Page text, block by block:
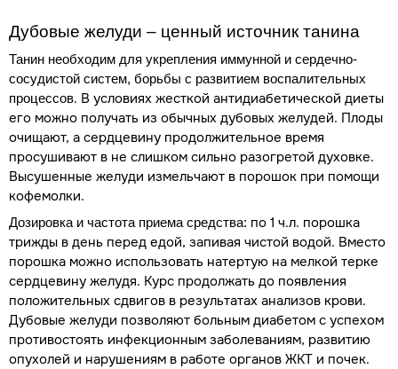
Дубовые желуди – ценный источник танина
Танин необходим для укрепления иммунной и сердечно-
сосудистой систем, борьбы с развитием воспалительных
процессов. В условиях жесткой антидиабетической диеты
его можно получать из обычных дубовых желудей. Плоды
очищают, а сердцевину продолжительное время
просушивают в не слишком сильно разогретой духовке.
Высушенные желуди измельчают в порошок при помощи
кофемолки.
Дозировка и частота приема средства: по 1 ч.л. порошка
трижды в день перед едой, запивая чистой водой. Вместо
порошка можно использовать натертую на мелкой терке
сердцевину желудя. Курс продолжать до появления
положительных сдвигов в результатах анализов крови.
Дубовые желуди позволяют больным диабетом с успехом
противостоять инфекционным заболеваниям, развитию
опухолей и нарушениям в работе органов ЖКТ и почек.